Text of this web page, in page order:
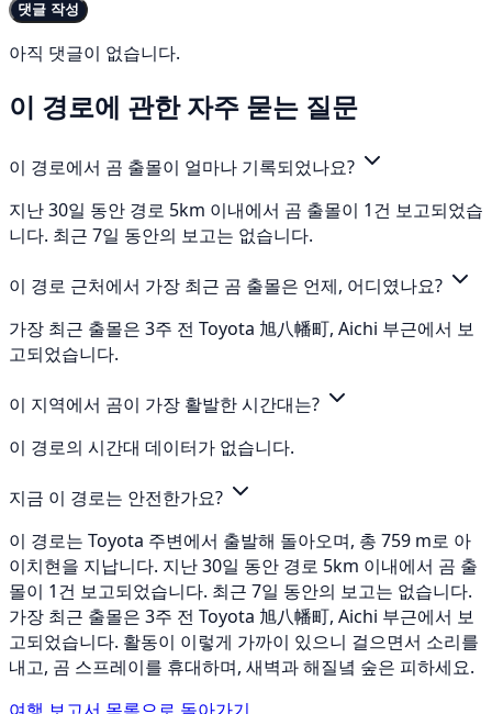
댓글 작성
아직 댓글이 없습니다.
이 경로에 관한 자주 묻는 질문
이 경로에서 곰 출몰이 얼마나 기록되었나요?
지난 30일 동안 경로 5km 이내에서 곰 출몰이 1건 보고되었습
니다. 최근 7일 동안의 보고는 없습니다.
이 경로 근처에서 가장 최근 곰 출몰은 언제, 어디였나요?
가장 최근 출몰은 3주 전 Toyota 旭八幡町, Aichi 부근에서 보
고되었습니다.
이 지역에서 곰이 가장 활발한 시간대는?
이 경로의 시간대 데이터가 없습니다.
지금 이 경로는 안전한가요?
이 경로는 Toyota 주변에서 출발해 돌아오며, 총 759 m로 아
이치현을 지납니다. 지난 30일 동안 경로 5km 이내에서 곰 출
몰이 1건 보고되었습니다. 최근 7일 동안의 보고는 없습니다.
가장 최근 출몰은 3주 전 Toyota 旭八幡町, Aichi 부근에서 보
고되었습니다. 활동이 이렇게 가까이 있으니 걸으면서 소리를
내고, 곰 스프레이를 휴대하며, 새벽과 해질녘 숲은 피하세요.